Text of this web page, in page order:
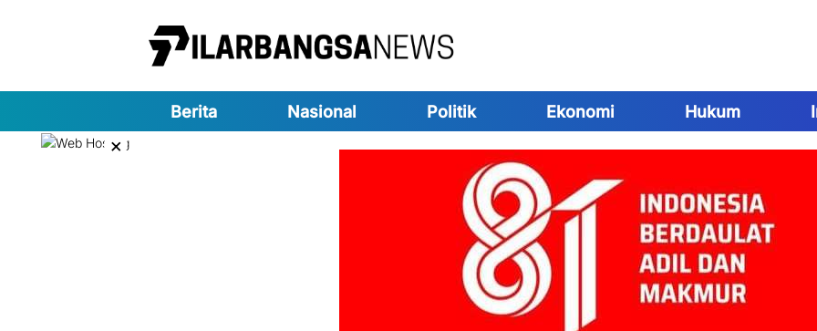
Berita Nasional Politik Ekonomi Hukum
×